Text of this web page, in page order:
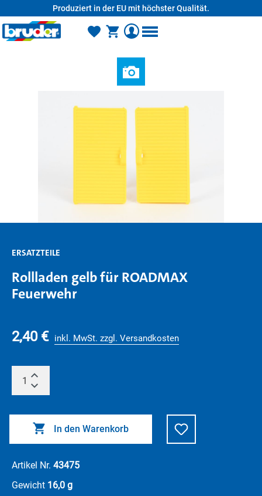
Produziert in der EU mit höchster Qualität.
ERSATZTEILE
Rollladen gelb für ROADMAX
Feuerwehr
2,40 € inkl. MwSt. zzgl. Versandkosten
In den Warenkorb
Artikel Nr. 43475
Gewicht 16,0 g